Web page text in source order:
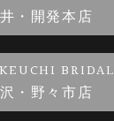
リング
指輪 and 婚約指輪
・開発本店
BRIDAL
・野々市店